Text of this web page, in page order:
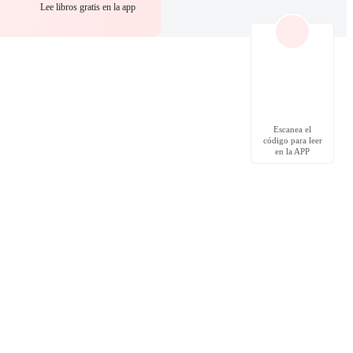
Lee libros gratis en la app
Escanea el
código para leer
en la APP